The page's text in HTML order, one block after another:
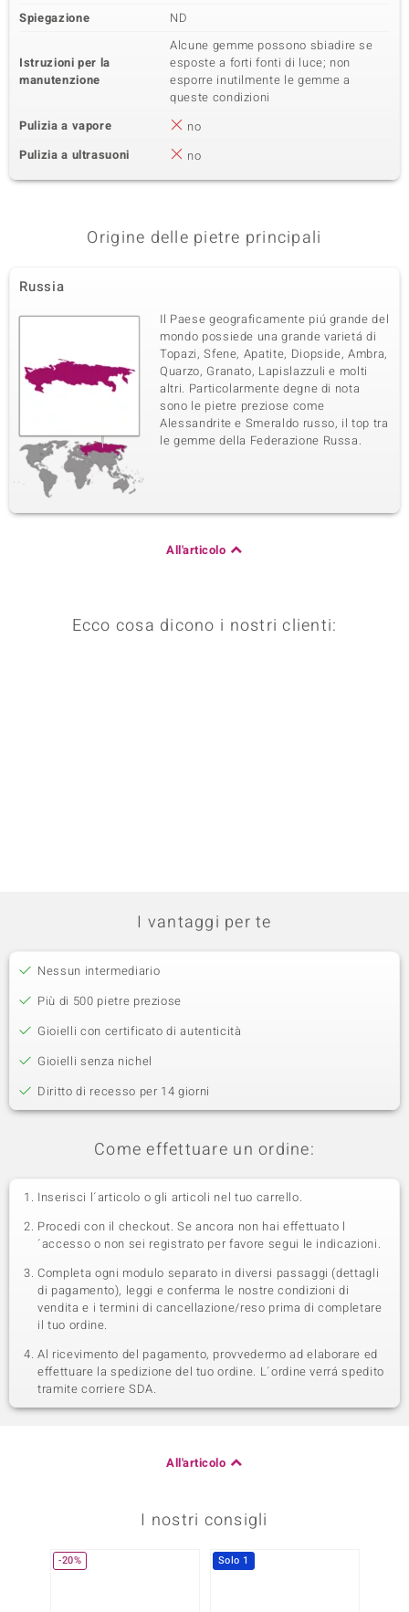
Spiegazione
ND
Istruzioni per la
manutenzione
Alcune gemme possono sbiadire se
esposte a forti fonti di luce; non
esporre inutilmente le gemme a
queste condizioni
Pulizia a vapore
no
Pulizia a ultrasuoni
no
Origine delle pietre principali
Russia
Il Paese geograficamente piú grande del
mondo possiede una grande varietá di
Topazi, Sfene, Apatite, Diopside, Ambra,
Quarzo, Granato, Lapislazzuli e molti
altri. Particolarmente degne di nota
sono le pietre preziose come
Alessandrite e Smeraldo russo, il top tra
le gemme della Federazione Russa.
All'articolo
Ecco cosa dicono i nostri clienti:
I vantaggi per te
Nessun intermediario
Più di 500 pietre preziose
Gioielli con certificato di autenticità
Gioielli senza nichel
Diritto di recesso per 14 giorni
Come effettuare un ordine:
Inserisci l´articolo o gli articoli nel tuo carrello.
Procedi con il checkout. Se ancora non hai effettuato l
´accesso o non sei registrato per favore segui le indicazioni.
Completa ogni modulo separato in diversi passaggi (dettagli
di pagamento), leggi e conferma le nostre condizioni di
vendita e i termini di cancellazione/reso prima di completare
il tuo ordine.
Al ricevimento del pagamento, provvedermo ad elaborare ed
effettuare la spedizione del tuo ordine. L´ordine verrá spedito
tramite corriere SDA.
All'articolo
I nostri consigli
-20% Solo 1